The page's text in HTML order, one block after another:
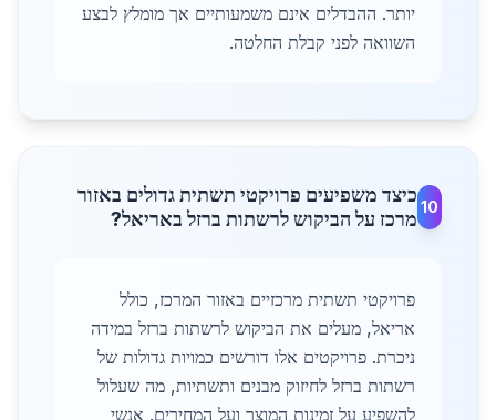
יותר. ההבדלים אינם משמעותיים אך מומלץ לבצע
השוואה לפני קבלת החלטה.
10
כיצד משפיעים פרויקטי תשתית גדולים באזור
מרכז על הביקוש לרשתות ברזל באריאל?
פרויקטי תשתית מרכזיים באזור המרכז, כולל
אריאל, מעלים את הביקוש לרשתות ברזל במידה
ניכרת. פרויקטים אלו דורשים כמויות גדולות של
רשתות ברזל לחיזוק מבנים ותשתיות, מה שעלול
להשפיע על זמינות המוצר ועל המחירים. אנשי